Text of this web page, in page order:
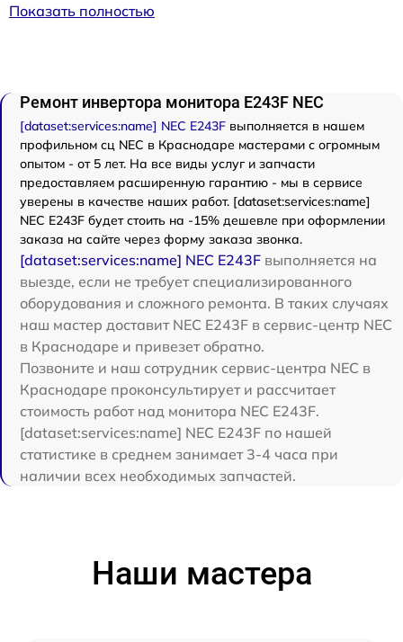
Показать полностью
Ремонт инвертора монитора E243F NEC
[dataset:services:name] NEC E243F выполняется в нашем
профильном сц NEC в Краснодаре мастерами с огромным
опытом - от 5 лет. На все виды услуг и запчасти
предоставляем расширенную гарантию - мы в сервисе
уверены в качестве наших работ. [dataset:services:name]
NEC E243F будет стоить на -15% дешевле при оформлении
заказа на сайте через форму заказа звонка.
[dataset:services:name] NEC E243F выполняется на
выезде, если не требует специализированного
оборудования и сложного ремонта. В таких случаях
наш мастер доставит NEC E243F в сервис-центр NEC
в Краснодаре и привезет обратно.
Позвоните и наш сотрудник сервис-центра NEC в
Краснодаре проконсультирует и рассчитает
стоимость работ над монитора NEC E243F.
[dataset:services:name] NEC E243F по нашей
статистике в среднем занимает 3-4 часа при
наличии всех необходимых запчастей.
Наши мастера